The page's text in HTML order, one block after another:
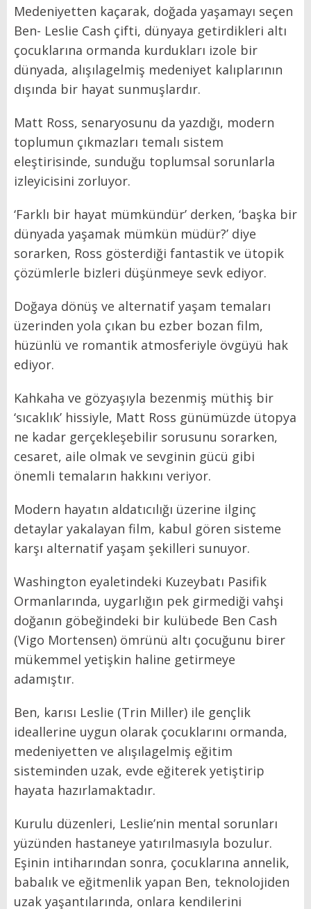
Medeniyetten kaçarak, doğada yaşamayı seçen
Ben- Leslie Cash çifti, dünyaya getirdikleri altı
çocuklarına ormanda kurdukları izole bir
dünyada, alışılagelmiş medeniyet kalıplarının
dışında bir hayat sunmuşlardır.
Matt Ross, senaryosunu da yazdığı, modern
toplumun çıkmazları temalı sistem
eleştirisinde, sunduğu toplumsal sorunlarla
izleyicisini zorluyor.
‘Farklı bir hayat mümkündür’ derken, ‘başka bir
dünyada yaşamak mümkün müdür?’ diye
sorarken, Ross gösterdiği fantastik ve ütopik
çözümlerle bizleri düşünmeye sevk ediyor.
Doğaya dönüş ve alternatif yaşam temaları
üzerinden yola çıkan bu ezber bozan film,
hüzünlü ve romantik atmosferiyle övgüyü hak
ediyor.
Kahkaha ve gözyaşıyla bezenmiş müthiş bir
‘sıcaklık’ hissiyle, Matt Ross günümüzde ütopya
ne kadar gerçekleşebilir sorusunu sorarken,
cesaret, aile olmak ve sevginin gücü gibi
önemli temaların hakkını veriyor.
Modern hayatın aldatıcılığı üzerine ilginç
detaylar yakalayan film, kabul gören sisteme
karşı alternatif yaşam şekilleri sunuyor.
Washington eyaletindeki Kuzeybatı Pasifik
Ormanlarında, uygarlığın pek girmediği vahşi
doğanın göbeğindeki bir kulübede Ben Cash
(Vigo Mortensen) ömrünü altı çocuğunu birer
mükemmel yetişkin haline getirmeye
adamıştır.
Ben, karısı Leslie (Trin Miller) ile gençlik
ideallerine uygun olarak çocuklarını ormanda,
medeniyetten ve alışılagelmiş eğitim
sisteminden uzak, evde eğiterek yetiştirip
hayata hazırlamaktadır.
Kurulu düzenleri, Leslie’nin mental sorunları
yüzünden hastaneye yatırılmasıyla bozulur.
Eşinin intiharından sonra, çocuklarına annelik,
babalık ve eğitmenlik yapan Ben, teknolojiden
uzak yaşantılarında, onlara kendilerini